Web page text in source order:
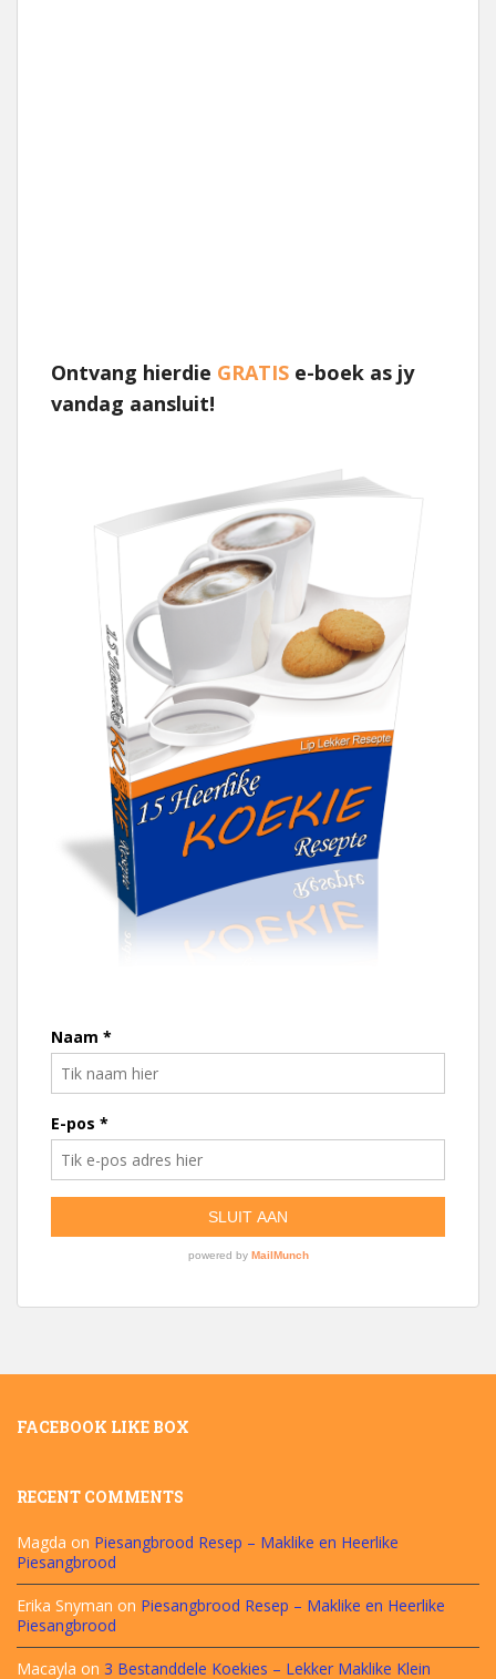
FACEBOOK LIKE BOX
RECENT COMMENTS
Magda on Piesangbrood Resep – Maklike en Heerlike
Piesangbrood
Erika Snyman on Piesangbrood Resep – Maklike en Heerlike
Piesangbrood
Macayla on 3 Bestanddele Koekies – Lekker Maklike Klein